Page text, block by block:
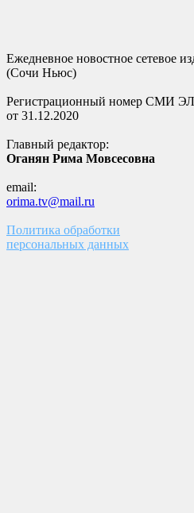
Ежедневное новостное сетевое
(Сочи Ньюс)
Регистрационный номер СМИ
от 31.12.2020
Главный редактор:
Оганян Рима Мовсесовна
email:
orima.tv@mail.ru
Политика обработки
персональных данных